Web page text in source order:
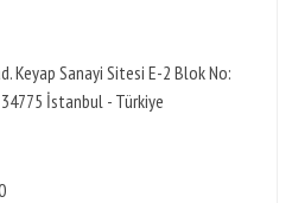
Keyap Sanayi Sitesi E-2 Blok No:
İstanbul - Türkiye